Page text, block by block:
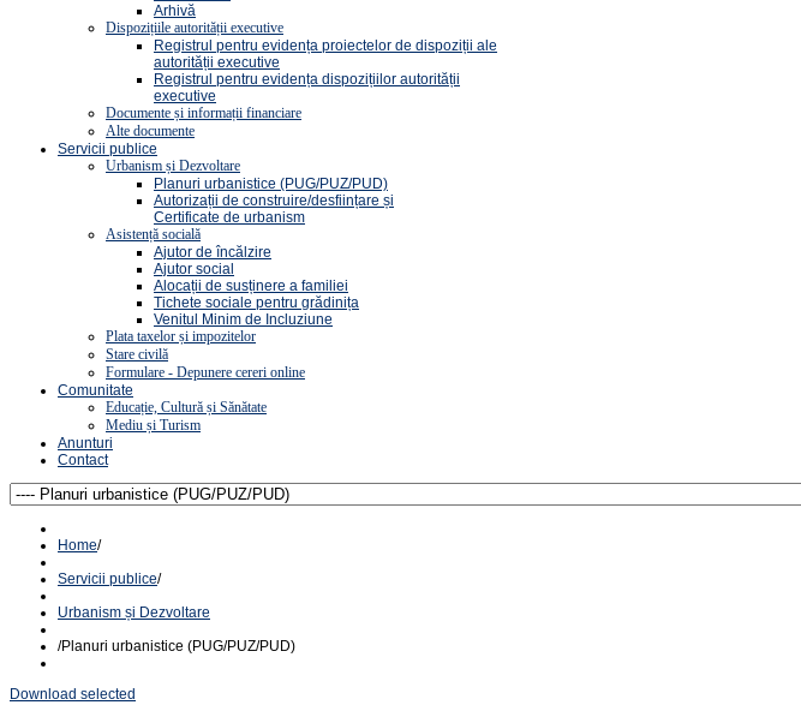
Arhivă
Dispozițiile autorității executive
Registrul pentru evidența proiectelor de dispoziții ale
autorității executive
Registrul pentru evidența dispozițiilor autorității
executive
Documente și informații financiare
Alte documente
Servicii publice
Urbanism și Dezvoltare
Planuri urbanistice (PUG/PUZ/PUD)
Autorizații de construire/desființare și
Certificate de urbanism
Asistență socială
Ajutor de încălzire
Ajutor social
Alocații de susținere a familiei
Tichete sociale pentru grădinița
Venitul Minim de Incluziune
Plata taxelor și impozitelor
Stare civilă
Formulare - Depunere cereri online
Comunitate
Educație, Cultură și Sănătate
Mediu și Turism
Anunturi
Contact
Home/
Servicii publice/
Urbanism și Dezvoltare
/Planuri urbanistice (PUG/PUZ/PUD)
Download selected